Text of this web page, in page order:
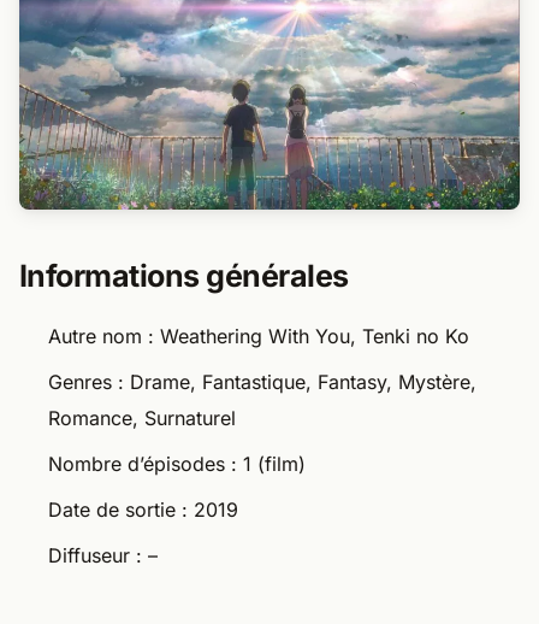
Informations générales
Autre nom : Weathering With You, Tenki no Ko
Genres : Drame, Fantastique, Fantasy, Mystère,
Romance, Surnaturel
Nombre d’épisodes : 1 (film)
Date de sortie : 2019
Diffuseur : –